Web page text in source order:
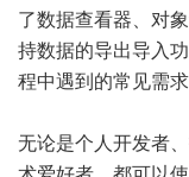
了数据查看器、对
持数据的导出导入
程中遇到的常见需求
无论是个人开发者